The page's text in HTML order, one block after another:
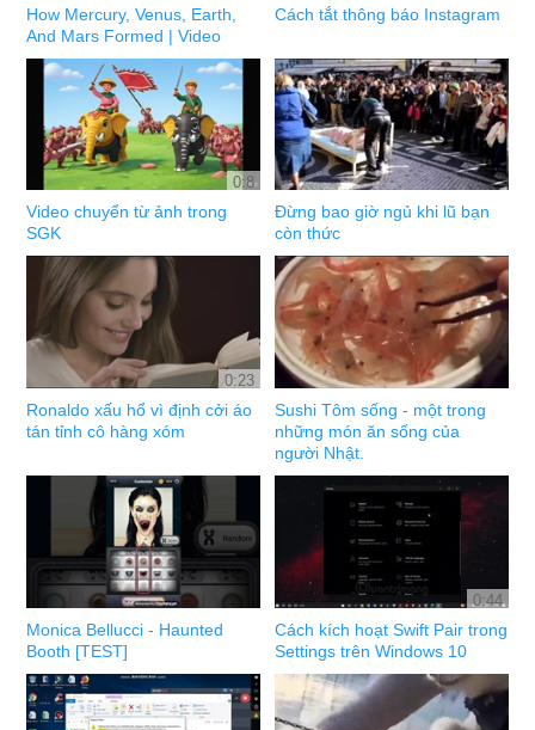
How Mercury, Venus, Earth,
And Mars Formed | Video
Cách tắt thông báo Instagram
0:8
Video chuyển từ ảnh trong
SGK
Đừng bao giờ ngủ khi lũ bạn
còn thức
0:23
Ronaldo xấu hổ vì định cởi áo
tán tỉnh cô hàng xóm
Sushi Tôm sống - một trong
những món ăn sống của
người Nhật.
Monica Bellucci - Haunted
Booth [TEST]
0:44
Cách kích hoạt Swift Pair trong
Settings trên Windows 10